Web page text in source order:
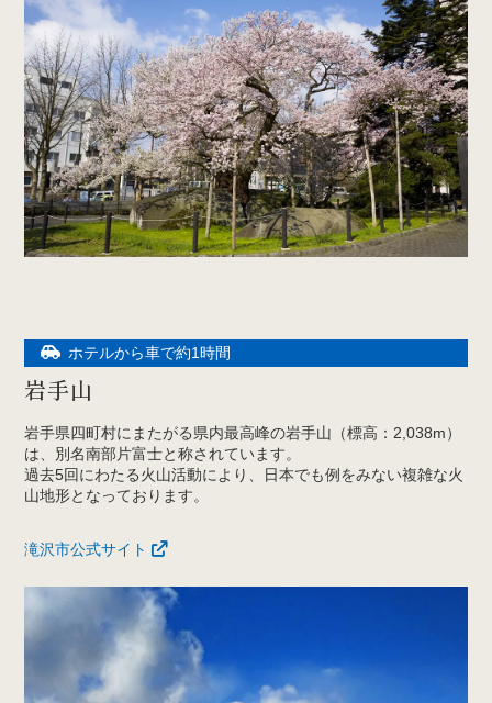
ホテルから車で約1時間
岩手山
岩手県四町村にまたがる県内最高峰の岩手山（標高：2,038m）
は、別名南部片富士と称されています。
過去5回にわたる火山活動により、日本でも例をみない複雑な火
山地形となっております。
滝沢市公式サイト